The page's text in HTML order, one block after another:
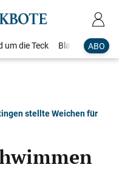
ABO
um die Teck Blaulicht
stellte Weichen für